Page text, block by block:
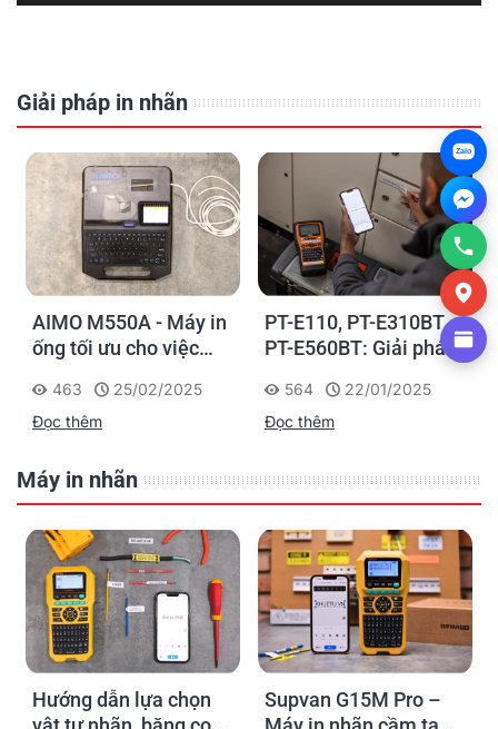
Giải pháp in nhãn
AIMO M550A - Máy in
ống tối ưu cho việc
nhận diện cáp điện,
cáp mạng
463
25/02/2025
Đọc thêm
PT-E110, PT-E310BT,
PT-E560BT: Giải pháp
nghiệp của Brother
564
22/01/2025
Đọc thêm
Máy in nhãn
Hướng dẫn lựa chọn
Supvan G15M Pro –
Zalo